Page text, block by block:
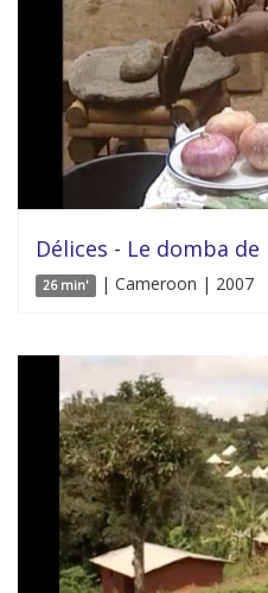
Délices - Le domba
26 min' | Cameroon | 2007